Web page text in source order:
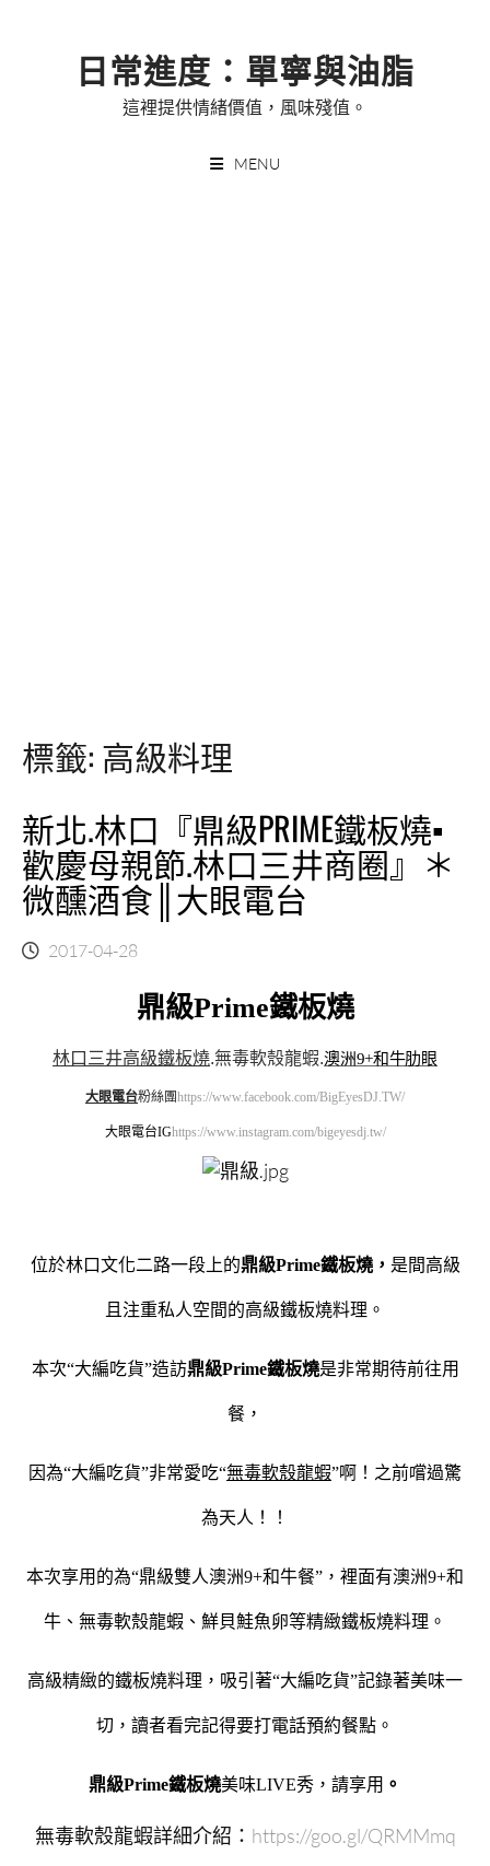
日常進度：單寧與油脂
這裡提供情緒價值，風味殘值。
MENU
標籤: 高級料理
新北.林口『鼎級PRIME鐵板燒▪
歡慶母親節.林口三井商圈』＊
微醺酒食║大眼電台
2017-04-28
鼎級Prime鐵板燒
林口三井高級鐵板燒.無毒軟殼龍蝦.澳洲9+和牛肋眼
大眼電台粉絲團https://www.facebook.com/BigEyesDJ.TW/
大眼電台IGhttps://www.instagram.com/bigeyesdj.tw/
位於林口文化二路一段上的鼎級Prime鐵板燒， 是間高級
且注重私人空間的高級鐵板燒料理。
本次“大編吃貨”造訪鼎級Prime鐵板燒是非常期待前往用
餐，
因為“大編吃貨”非常愛吃“無毒軟殼龍蝦”啊！之前嚐過驚
為天人！！
本次享用的為“鼎級雙人澳洲9+和牛餐”，裡面有澳洲9+和
牛、無毒軟殼龍蝦、鮮貝鮭魚卵等精緻鐵板燒料理。
高級精緻的鐵板燒料理，吸引著“大編吃貨”記錄著美味一
切，讀者看完記得要打電話預約餐點。
鼎級Prime鐵板燒美味LIVE秀，請享用 。
無毒軟殼龍蝦詳細介紹： https://goo.gl/QRMMmq